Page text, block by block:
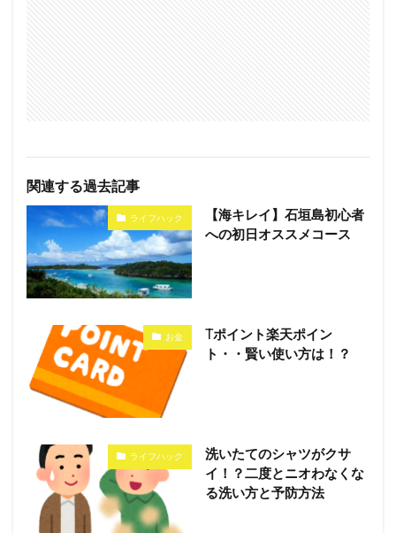
関連する過去記事
ライフハック
【海キレイ】石垣島初心者
への初日オススメコース
お金
Tポイント楽天ポイン
ト・・賢い使い方は！？
ライフハック
洗いたてのシャツがクサ
イ！？二度とニオわなくな
る洗い方と予防方法